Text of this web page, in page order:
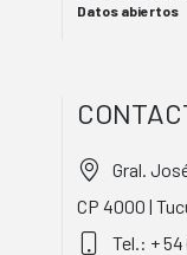
Datos abiertos
Gral.
CP 4000 |
Tel.: + 54